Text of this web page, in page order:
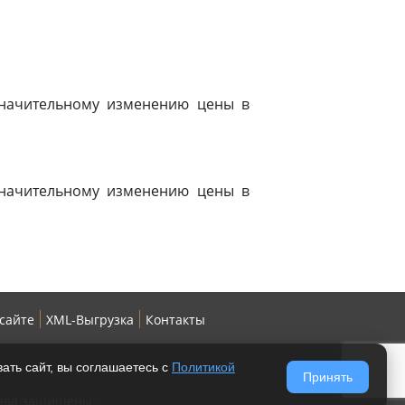
изменению цены в
изменению цены в
XML-Выгрузка Контакты
сайт, вы соглашаетесь с Политикой
Принять